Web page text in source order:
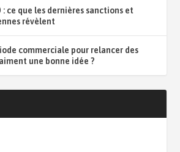
: ce que les dernières sanctions et
révèlent
commerciale pour relancer des
une bonne idée ?